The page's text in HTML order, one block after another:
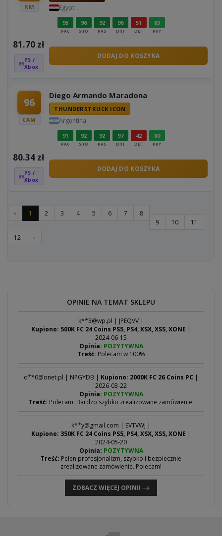
RM Egypt
95
PAC
96
SHO
92
PAS
96
DRI
51
DEF
83
PHY
81.70 zł
PS /
Xbox
DODAJ DO KOSZYKA
96
CAM
Diego Armando Maradona
THUNDERSTRUCK ICON
Argentina
91
PAC
92
SHO
92
PAS
97
DRI
42
DEF
80
PHY
80.34 zł
PS /
Xbox
DODAJ DO KOSZYKA
‹ 1 2 3 4 5 6 7
8
9
10
11
12
›
OPINIE NA TEMAT SKLEPU
k**3@wp.pl | JPEQVV |
Kupiono: 500K FC 24 Coins PS5, PS4, XSX, XSS, XONE |
2024-06-15
Opinia: POZYTYWNA
Treść: Polecam w 100%
d**0@onet.pl | NPGYDB | Kupiono: 2000K FC 26 Coins PC |
2026-03-22
Opinia: POZYTYWNA
Treść: Polecam. Bardzo szybko zrealizowane zamówienie.
k**y@gmail.com | EVTVWJ |
Kupiono: 350K FC 24 Coins PS5, PS4, XSX, XSS, XONE |
2024-05-20
Opinia: POZYTYWNA
Treść: Pełen profesjonalizm, szybko i bezpiecznie
zrealizowane zamówienie. Polecam!
ZOBACZ WIĘCEJ OPINII